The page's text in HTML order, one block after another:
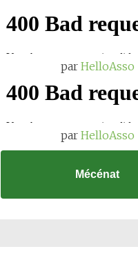
par HelloAsso
par HelloAsso
Mécénat